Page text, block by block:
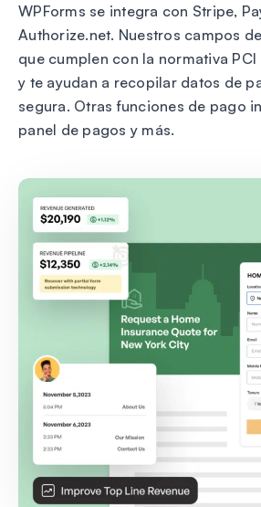
WPForms se integra con Stripe,
Authorize.net. Nuestros campos
que cumplen con la normativa
y te ayudan a recopilar datos de
segura. Otras funciones de pago
panel de pagos y más.